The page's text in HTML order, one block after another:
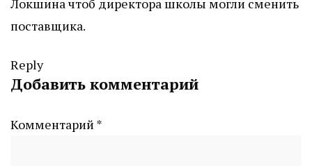
Локшина чтоб директора школы могли сменить
поставщика.
Reply
Добавить комментарий
Комментарий *